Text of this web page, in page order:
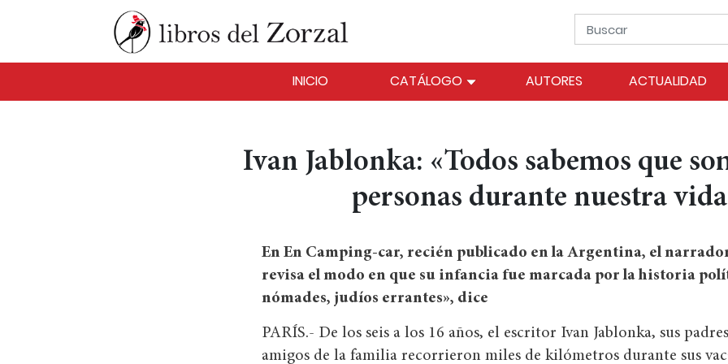
INICIO CATÁLOGO AUTORES ACTUALIDAD
Ivan Jablonka: «Todos sabemos que
personas durante nuestra
En En Camping-car, recién publicado en la Argentina, el
revisa el modo en que su infancia fue marcada por la historia
nómades, judíos errantes», dice
PARÍS.- De los seis a los 16 años, el escritor Ivan Jablonka, sus
amigos de la familia recorrieron miles de kilómetros durante sus